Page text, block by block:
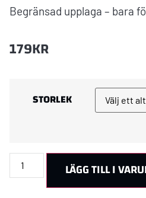
Begränsad upplaga – bara
179KR
STORLEK
LÄGG TILL I